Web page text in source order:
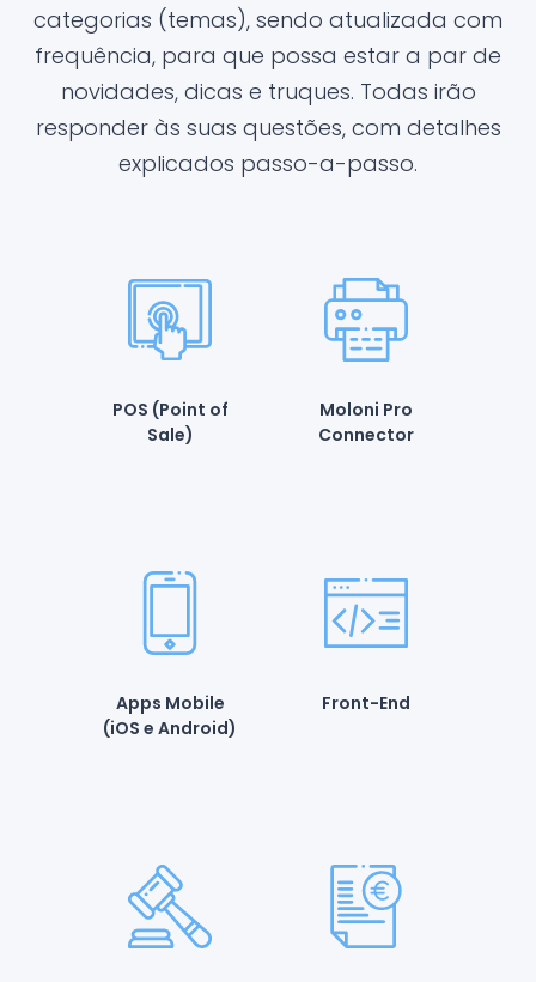
categorias (temas), sendo atualizada com
frequência, para que possa estar a par de
novidades, dicas e truques. Todas irão
responder às suas questões, com detalhes
explicados passo-a-passo.
POS (Point of
Sale)
Moloni Pro
Connector
Apps Mobile
(iOS e Android)
Front-End